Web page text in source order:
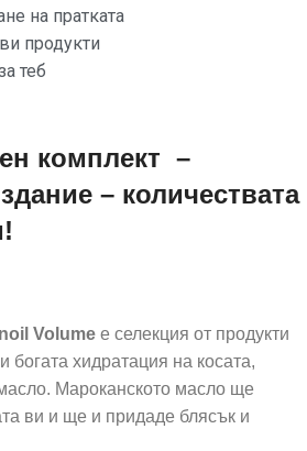
на пратката
продукти
теб
комплект –
– количествата
Volume е селекция от продукти
богата хидратация на косата,
Мароканското масло ще
ви и ще и придаде блясък и